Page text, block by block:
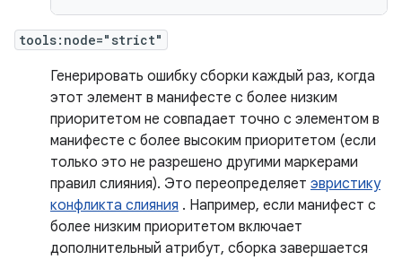
tools:node="strict"
Генерировать ошибку сборки каждый раз, когда
этот элемент в манифесте с более низким
приоритетом не совпадает точно с элементом в
манифесте с более высоким приоритетом (если
только это не разрешено другими маркерами
правил слияния). Это переопределяет эвристику
конфликта слияния . Например, если манифест с
более низким приоритетом включает
дополнительный атрибут, сборка завершается